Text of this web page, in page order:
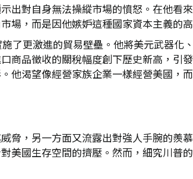
對自身無法操縱市場的憤怒。在他看
場，而是因他嫉妒這種國家資本主義的
了更激進的貿易壁壘。他將美元武器化
商品徵收的關稅幅度創下歷史新高，引
他渴望像經營家族企業一樣經營美國，
脅，另一方面又流露出對強人手腕的羨
美國生存空間的擠壓。然而，細究川普